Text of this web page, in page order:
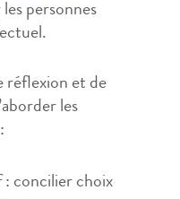
personnes
réflexion et de
les
: concilier choix